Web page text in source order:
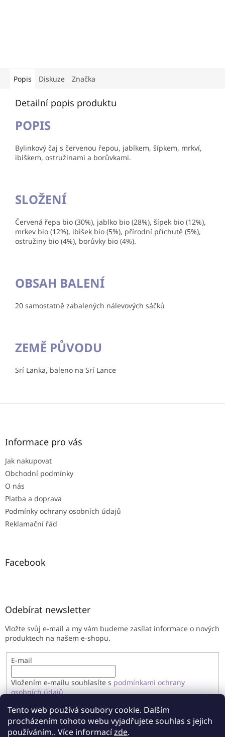
Tento web používá soubory cookie. Dalším
procházením tohoto webu vyjadřujete souhlas s jejich
používáním.. Více informacízde.
Popis Diskuze Značka
Detailní popis produktu
POPIS
Bylinkový čaj s červenou řepou, jablkem, šípkem, mrkví,
ibiškem, ostružinami a borůvkami.
SLOŽENÍ
Červená řepa bio (30%), jablko bio (28%), šípek bio (12%),
mrkev bio (12%), ibišek bio (5%), přírodní příchutě (5%),
ostružiny bio (4%), borůvky bio (4%).
OBSAH BALENÍ
20 samostatně zabalených nálevových sáčků
ZEMĚ PŮVODU
Srí Lanka, baleno na Srí Lance
Z
Informace pro vás
Jak nakupovat
Obchodní podmínky
O nás
Platba a doprava
Podmínky ochrany osobních údajů
Reklamační řád
Facebook
Odebírat newsletter
Vložte svůj e-mail a my vám budeme zasílat informace o nových
produktech na našem e-shopu.
E-mail
Vložením e-mailu souhlasíte s podmínkami ochrany
osobních údajů
PŘIHLÁSIT SE